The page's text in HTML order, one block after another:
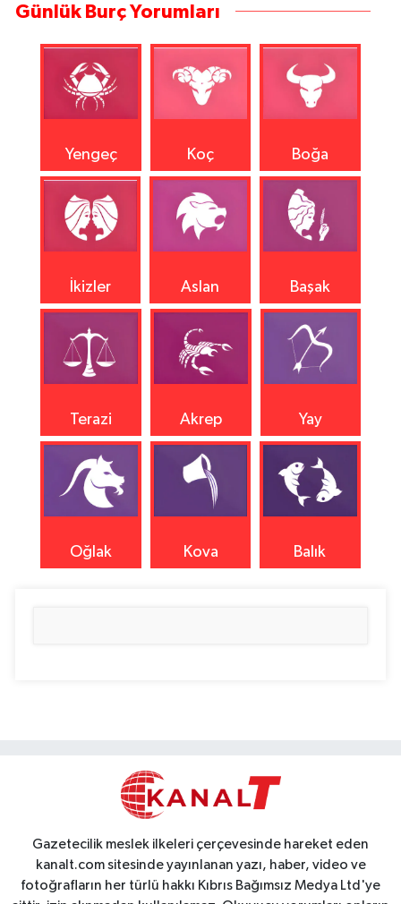
Günlük Burç Yorumları
Yengeç Koç Boğa
İkizler Aslan Başak
Terazi Akrep Yay
Oğlak Kova Balık
Gazetecilik meslek ilkeleri çerçevesinde hareket eden
kanalt.com sitesinde yayınlanan yazı, haber, video ve
fotoğrafların her türlü hakkı Kıbrıs Bağımsız Medya Ltd'ye